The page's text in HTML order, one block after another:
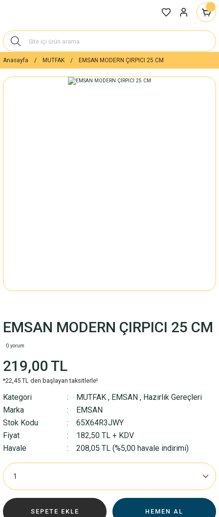
Anasayfa MUTFAK EMSAN MODERN ÇIRPICI 25 CM
EMSAN MODERN ÇIRPICI 25 CM
0 yorum
219,00 TL
*22,45 TL den başlayan taksitlerle!
Kategori MUTFAK , EMSAN , Hazırlık Gereçleri
Marka
EMSAN
Stok Kodu
65X64R3JWY
Fiyat
182,50 TL + KDV
Havale
208,05 TL (%5,00 havale indirimi)
SEPETE EKLE HEMEN AL